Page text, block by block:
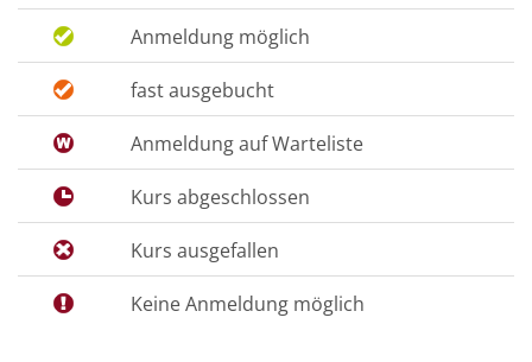
Anmeldung möglich
fast ausgebucht
Anmeldung auf Warteliste
Kurs abgeschlossen
Kurs ausgefallen
Keine Anmeldung möglich